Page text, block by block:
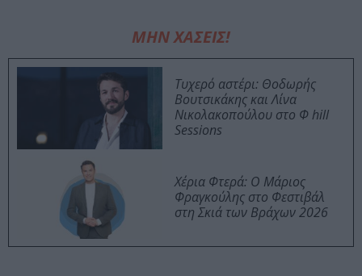
ΜΗΝ ΧΑΣΕΙΣ!
Τυχερό αστέρι: Θοδωρής
Βουτσικάκης και Λίνα
Νικολακοπούλου στο Φ hill
Sessions
Χέρια Φτερά: Ο Μάριος
Φραγκούλης στο Φεστιβάλ
στη Σκιά των Βράχων 2026